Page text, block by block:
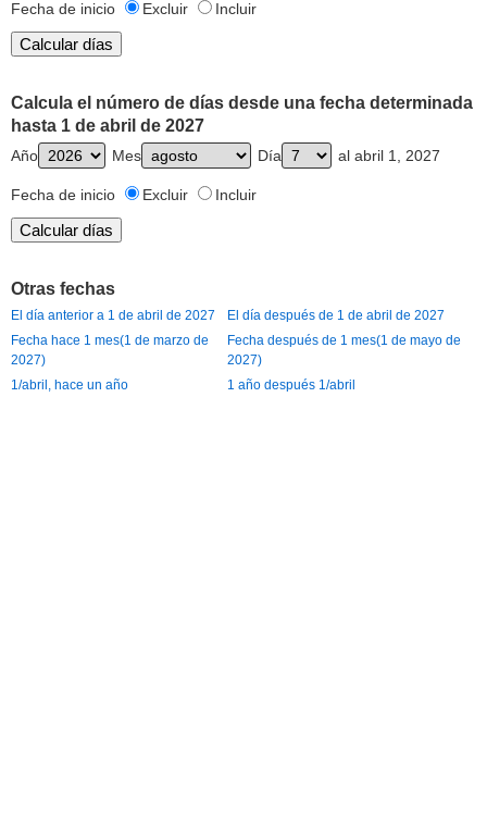
Fecha de inicio Excluir Incluir
Calcula el número de días desde una fecha determinada
hasta 1 de abril de 2027
Año Mes Día al abril 1, 2027
Fecha de inicio Excluir Incluir
Otras fechas
El día anterior a 1 de abril de 2027
El día después de 1 de abril de 2027
Fecha hace 1 mes(1 de marzo de
2027)
Fecha después de 1 mes(1 de mayo de
2027)
1/abril, hace un año
1 año después 1/abril